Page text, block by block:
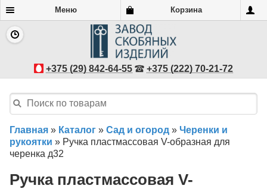
Меню Корзина
+375 (29) 842-64-55 +375 (222) 70-21-72
Главная » Каталог » Сад и огород » Черенки и
рукоятки » Ручка пластмассовая V-образная для
черенка д32
Ручка пластмассовая V-